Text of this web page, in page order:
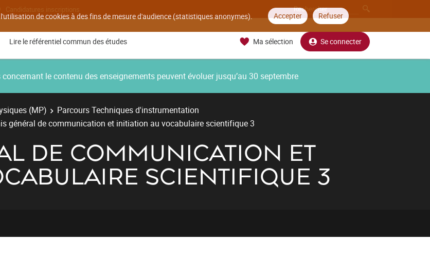
de cookies à des fins de mesure d'audience (statistiques anonymes). Accepter Refuser
Candidatures inscriptions
Lire le référentiel commun des études Ma sélection Se connecter
le contenu des enseignements peuvent évoluer jusqu’au 30 septembre
(MP)
Parcours Techniques d'instrumentation
général de communication et initiation au vocabulaire scientifique 3
DE COMMUNICATION ET
SCIENTIFIQUE 3